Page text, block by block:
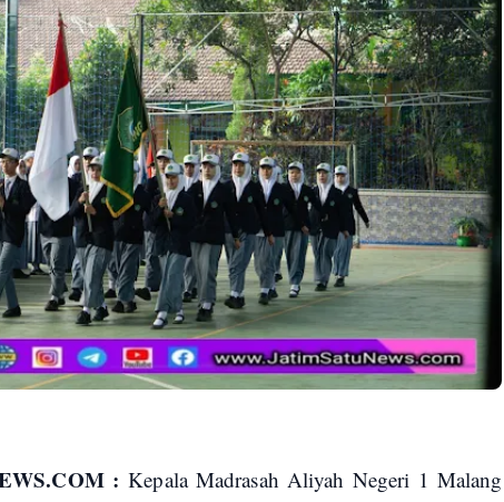
:Kepala Madrasah Aliyah Negeri 1 Malang